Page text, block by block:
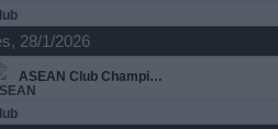
28/1/2026
ASEAN Club Championship